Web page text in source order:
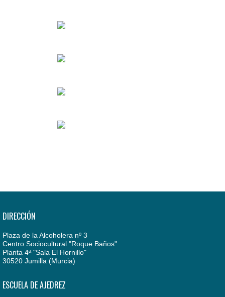
DIRECCIÓN
Plaza de la Alcoholera nº 3
Centro Sociocultural "Roque Baños"
Planta 4ª "Sala El Hornillo"
30520 Jumilla (Murcia)
ESCUELA DE AJEDREZ